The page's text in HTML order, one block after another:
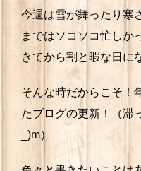
今週は雪が舞ったり寒
まではソコソコ忙しか
きてから割と暇な日に
そんな時だからこそ！
たブログの更新！（滞
_)m）